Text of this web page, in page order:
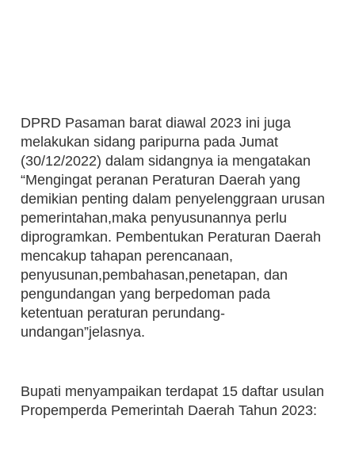
DPRD Pasaman barat diawal 2023 ini juga
melakukan sidang paripurna pada Jumat
(30/12/2022) dalam sidangnya ia mengatakan
“Mengingat peranan Peraturan Daerah yang
demikian penting dalam penyelenggraan urusan
pemerintahan,maka penyusunannya perlu
diprogramkan. Pembentukan Peraturan Daerah
mencakup tahapan perencanaan,
penyusunan,pembahasan,penetapan, dan
pengundangan yang berpedoman pada
ketentuan peraturan perundang-
undangan”jelasnya.
Bupati menyampaikan terdapat 15 daftar usulan
Propemperda Pemerintah Daerah Tahun 2023: